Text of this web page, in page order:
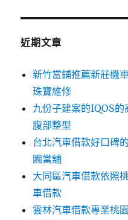
鍵
近期文章
新竹當鋪推薦新莊機
珠寶維修
九份子建案的IQOS
腹部整型
台北汽車借款好口碑
園當舖
大同區汽車借款依照
車借款
雲林汽車借款專業桃